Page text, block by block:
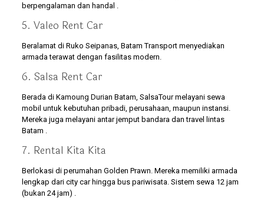
berpengalaman dan handal .
5. Valeo Rent Car
Beralamat di Ruko Seipanas, Batam Transport menyediakan
armada terawat dengan fasilitas modern.
6. Salsa Rent Car
Berada di Kamoung Durian Batam, SalsaTour melayani sewa
mobil untuk kebutuhan pribadi, perusahaan, maupun instansi.
Mereka juga melayani antar jemput bandara dan travel lintas
Batam .
7. Rental Kita Kita
Berlokasi di perumahan Golden Prawn. Mereka memiliki armada
lengkap dari city car hingga bus pariwisata. Sistem sewa 12 jam
(bukan 24 jam) .